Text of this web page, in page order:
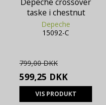
taske i chestnut
Depeche
15092-C
799,00 DKK
599,25 DKK
VIS PRODUKT